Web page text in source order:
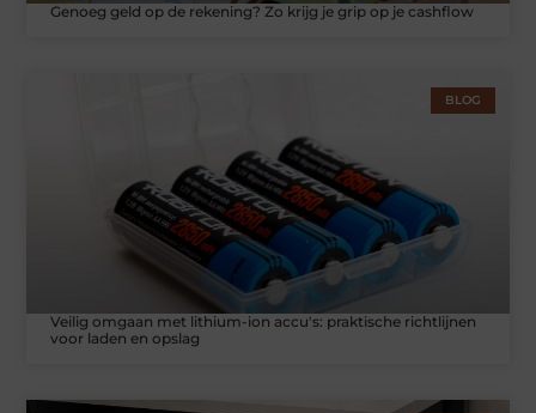
Genoeg geld op de rekening? Zo krijg je grip op je cashflow
BLOG
Veilig omgaan met lithium-ion accu's: praktische richtlijnen
voor laden en opslag